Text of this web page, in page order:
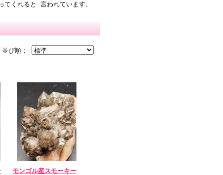
てくれると 言われています。
並び順：
モンゴル産スモーキー